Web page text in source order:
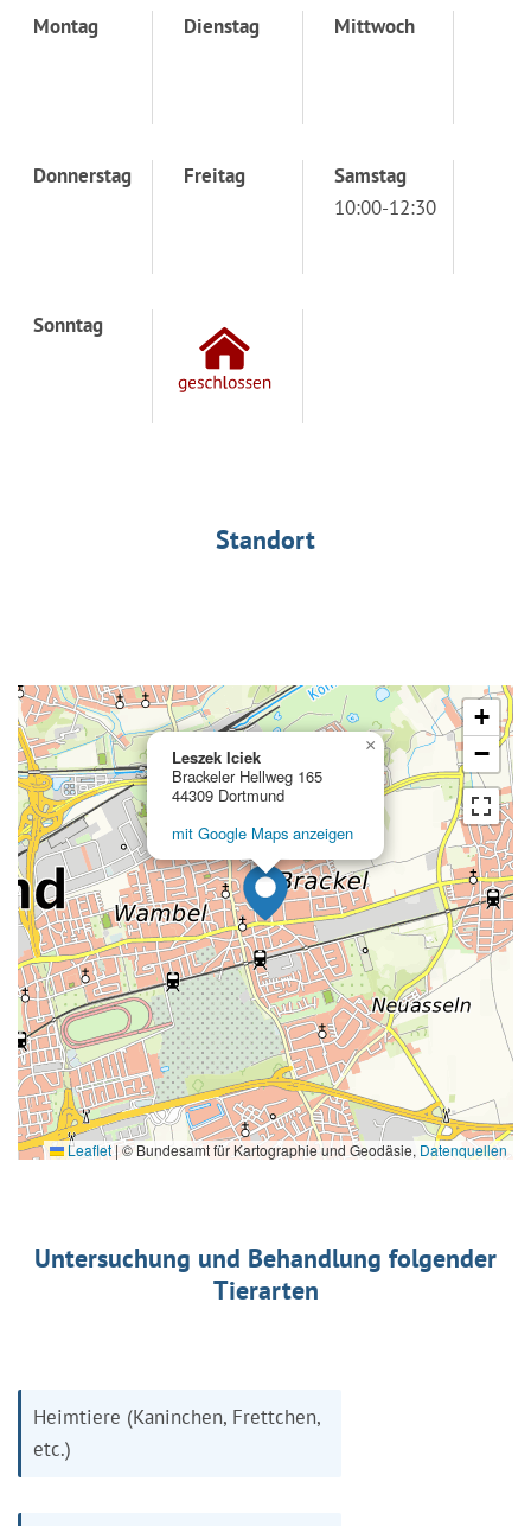
Montag Dienstag Mittwoch
Donnerstag Freitag
Samstag
10:00-12:30
Sonntag
Standort
Leszek Iciek
Brackeler Hellweg 165
44309 Dortmund
mit Google Maps anzeigen
×
+
−
Leaflet | © Bundesamt für Kartographie und Geodäsie, Datenquellen
Untersuchung und Behandlung folgender
Tierarten
Heimtiere (Kaninchen, Frettchen,
etc.)